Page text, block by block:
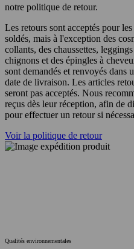
notre politique de retour.
Les retours sont acceptés pour
soldés, mais à l'exception des
collants, des chaussettes,
chignons et des épingles à
sont demandés et renvoyés dans
date de livraison. Les articles
seront pas acceptés. Nous
reçus dès leur réception, afin de
pour effectuer un retour si
Voir la politique de retour
Qualités environnementales